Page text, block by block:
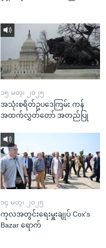
၁၅ မတ္၊ ၂၀၂၅
အသုံးစရိတ်ဥပဒေကြမ်း ကန်
အထက်လွှတ်တော် အတည်ပြု
၁၄ မတ္၊ ၂၀၂၅
ကုလအတွင်းရေးမှူးချုပ် Cox's
Bazar ရောက်